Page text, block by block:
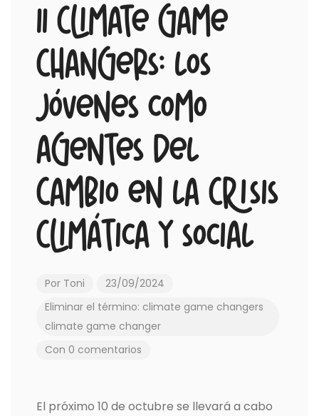
II Climate Game
Changers: Los
Jóvenes como
Agentes del
Cambio en la Crisis
Climática y Social
Por Toni
23/09/2024
Eliminar el término: climate game changers
climate game changer
Con 0 comentarios
El próximo 10 de octubre se llevará a cabo